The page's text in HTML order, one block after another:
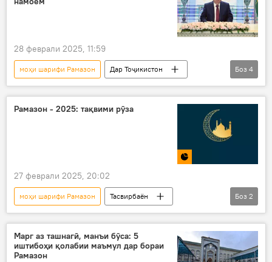
28 феврали 2025, 11:59
моҳи шарифи Рамазон
Дар Тоҷикистон
Раҳмон
Эмомалӣ Раҳмон
моҳи Рамазон
паём
Боз 4
Рамазон - 2025: тақвими рӯза
27 феврали 2025, 20:02
моҳи шарифи Рамазон
Тасвирбаён
Рамазон
рӯза
Боз 2
Марг аз ташнагӣ, манъи бӯса: 5
иштибоҳи қолабии маъмул дар бораи
Рамазон